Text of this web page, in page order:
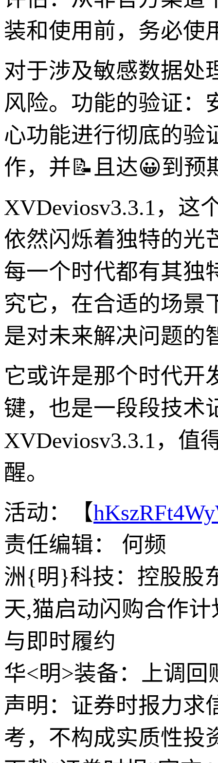
装和使用前，务必使
对于涉及敏感数据处
风险。功能的验证：
心功能进行彻底的验
作，并📝且达😀到预
XVDeviosv3.3.1，这
依然闪烁着独特的光
每一个时代都有其独
究它，在合适的场景
是对未来解决问题的
它或许是那个时代开
键，也是一段段技术
XVDeviosv3.3.1，值
醒。
活动：【
责任编辑： 何频
洲{明}科技：控股股
天,猫启动闪购合作
与即时履约
华<明>装备：上调
声明：证券时报力求
考，不构成实质性投